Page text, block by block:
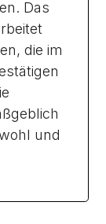
Das
die im
und